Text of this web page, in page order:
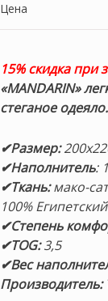
Цена
15% скидка при
«MANDARIN»
стеганое одеяло.
✔Размер:
✔Наполнитель:
✔Ткань:мако-
100%
✔Степень
✔TOG:3,5
✔Вес